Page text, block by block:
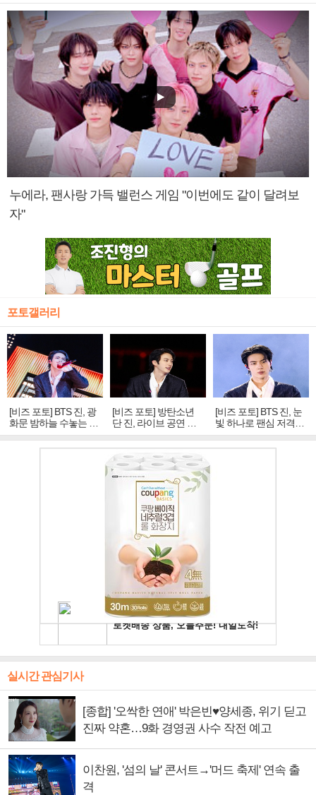
누에라, 팬사랑 가득 밸런스 게임 "이번에도 같이 달려보
자"
포토갤러리
[비즈 포토] BTS 진, 광
화문 밤하늘 수놓는 '비
주얼 킹'의 열창
[비즈 포토] 방탄소년
단 진, 라이브 공연 중
빛나는 독보적 아우라
[비즈 포토] BTS 진, 눈
빛 하나로 팬심 저격…
독보적 카리스마
실시간 관심기사
[종합] '오싹한 연애' 박은빈♥양세종, 위기 딛고
진짜 약혼…9화 경영권 사수 작전 예고
이찬원, '섬의 날' 콘서트→'머드 축제' 연속 출
격